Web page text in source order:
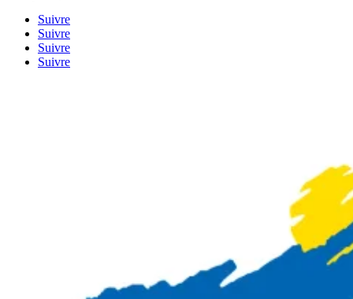
Suivre
Suivre
Suivre
Suivre